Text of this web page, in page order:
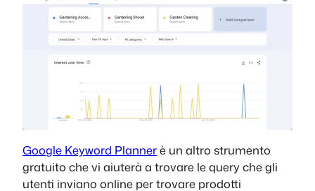
Google Keyword Plannerè un altro strumento
gratuito che vi aiuterà a trovare le query che gli
utenti inviano online per trovare prodotti